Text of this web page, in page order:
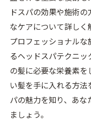
ドスパの効果や施術
なケアについて詳しく
プロフェッショナル
るヘッドスパテクニ
の髪に必要な栄養素
い髪を手に入れる方
パの魅力を知り、あ
ましょう。